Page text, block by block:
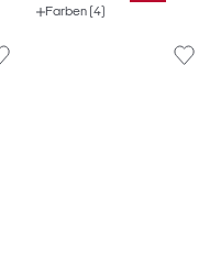
Farben (4)